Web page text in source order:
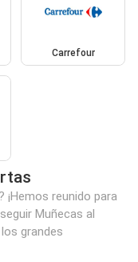
Carrefour
reunido para
Muñecas al
grandes